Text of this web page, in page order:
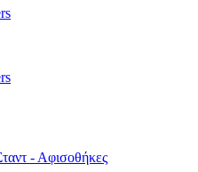
- Αφισοθήκες